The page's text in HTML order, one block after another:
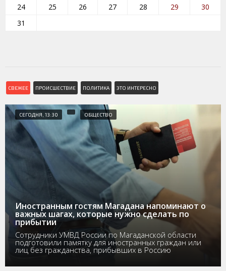
24 25 26 27 28 29
30
31
СВЕЖЕЕ ПРОИСШЕСТВИЕ ПОЛИТИКА ЭТО ИНТЕРЕСНО
СЕГОДНЯ, 13:30 ОБЩЕСТВО
Иностранным гостям Магадана напоминают о
важных шагах, которые нужно сделать по
прибытии
Сотрудники УМВД России по Магаданской области
подготовили памятку для иностранных граждан или
лиц без гражданства, прибывших в Россию